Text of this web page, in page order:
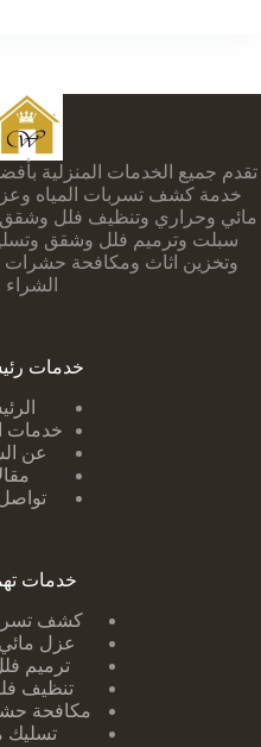
تقدم جميع الخدمات المنزلية
خدمة كشف تسربات المياه
مائي وحراري وتنظيف فلل
سبلت وترميم فلل وشقق
وتخزين اثاث ومكافحة
الشراء
خدمات
خدمات
عن
خدمات
كشف
عزل
ترميم
تنظيف
مكافحة
تسليك